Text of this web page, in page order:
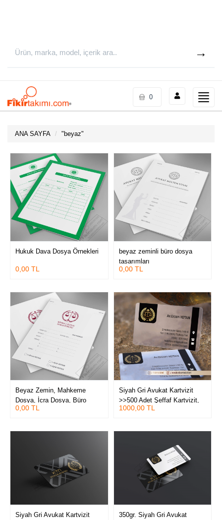
Toggle
0
ANA SAYFA " beyaz"
Hukuk Dava Dosya Örnekleri
0,00 TL
beyaz zeminli büro dosya
tasarımları
0,00 TL
Beyaz Zemin, Mahkeme
Dosya, İcra Dosya, Büro
Dosya
0,00 TL
Siyah Gri Avukat Kartvizit
>>500 Adet Şeffaf Kartvizit,
Kabartma Laklı Oval Kesimli
1000,00 TL
Siyah Gri Avukat Kartvizit
350gr. Siyah Gri Avukat